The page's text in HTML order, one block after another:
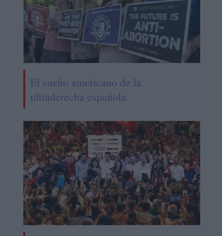
El sueño americano de la
ultraderecha española